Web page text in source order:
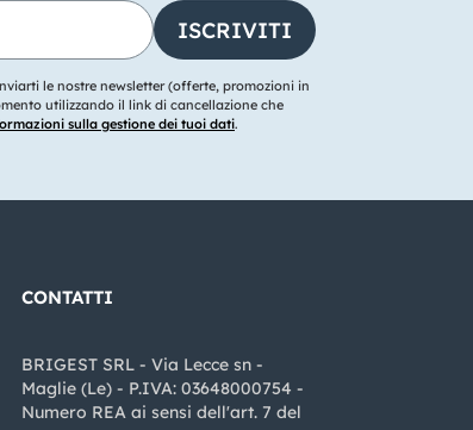
le nostre newsletter (offerte, promozioni in
utilizzando il link di cancellazione che
sulla gestione dei tuoi dati.
CONTATTI
BRIGEST SRL - Via Lecce sn -
Maglie (Le) - P.IVA: 03648000754 -
Numero REA ai sensi dell'art. 7 del